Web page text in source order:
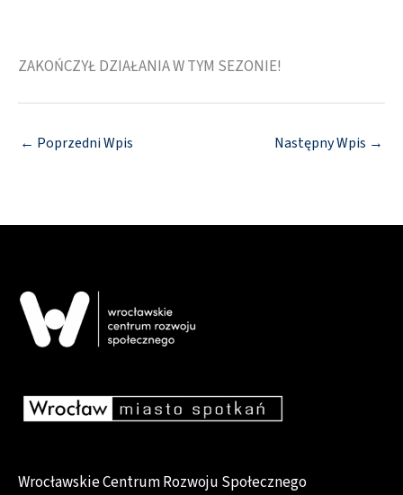
ZAKOŃCZYŁ DZIAŁANIA W TYM SEZONIE!
← Poprzedni Wpis Następny Wpis →
Wrocławskie Centrum Rozwoju Społecznego